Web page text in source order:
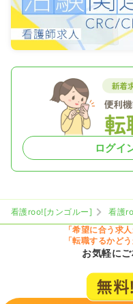
ログイ
看護roo![カンゴルー] 看護
「希望に合う求
「転職するかど
お気軽に